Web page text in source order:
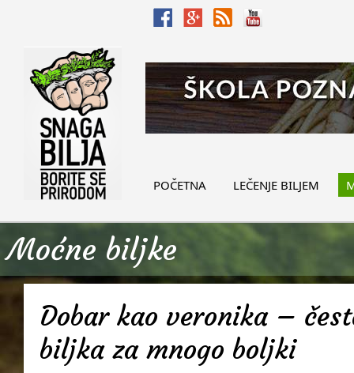
POČETNA LEČENJE BILJEM
Moćne biljke
Dobar kao veronika –
biljka za mnogo boljki